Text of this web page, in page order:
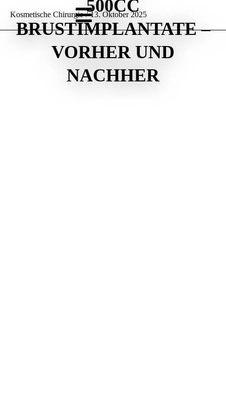
Kosmetische Chirurgie / 13. Oktober 2025
500CC
BRUSTIMPLANTATE –
VORHER UND
NACHHER